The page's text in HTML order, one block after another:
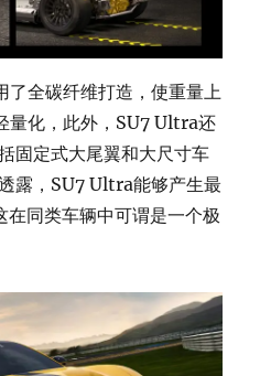
全碳纤维打造，使重量上
量化，此外，SU7 Ultra还
固定式大尾翼和大尺寸车
露，SU7 Ultra能够产生最
同类车辆中可谓是一个极